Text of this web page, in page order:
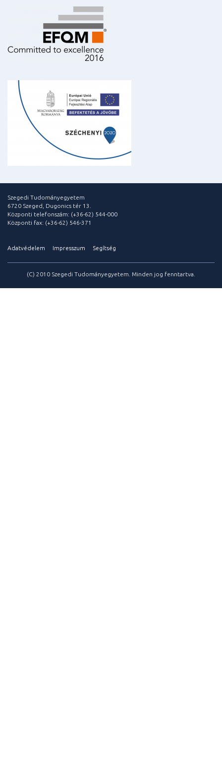
Szegedi Tudományegyetem
6720 Szeged, Dugonics tér 13.
Központi telefonszám: (+36-62) 544-000
Központi fax: (+36-62) 546-371
Adatvédelem Impresszum Segítség
(C) 2010 Szegedi Tudományegyetem. Minden jog fenntartva.